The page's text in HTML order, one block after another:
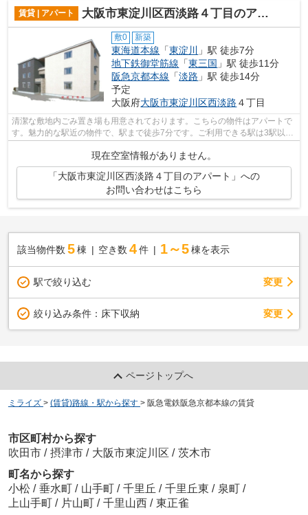
賃貸 | アパート 大阪市東淀川区西淡路４丁目のアパート
敷0 新築
東海道本線 「東淀川
」駅 徒歩7分
地下鉄御堂筋線 「東三国 」駅 徒歩11分
阪急京都本線 「淡路 」駅 徒歩14分
予定
大阪府大阪市東淀川区西淡路 ４丁目
清潔な敷地内ごみ置き場も用意されております。こちらの物件はアパートで
す。魅力的な駅近の物件で、駅まで徒歩7分です。ご利用できる駅は3駅以上
現在空室情報がありません。
「大阪市東淀川区西淡路４丁目のアパート」への
お問い合わせはこちら
該当物件数 5棟 空き数 4 件 1～5 棟を表示
駅で絞り込む 変更
絞り込み条件： 床下収納 変更
ページトップへ
ミライズ > (賃貸)路線・駅から探す > 阪急電鉄阪急京都本線の賃貸
市区町村から探す
吹田市 / 摂津市 / 大阪市東淀川区 / 茨木市
町名から探す
小松 / 垂水町 / 山手町 / 千里丘 / 千里丘東 / 泉町 /
上山手町 / 片山町 / 千里山西 / 東正雀